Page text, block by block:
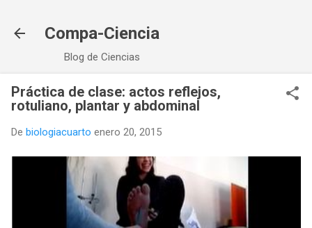
Compa-Ciencia
Blog de Ciencias
Práctica de clase: actos reflejos,
rotuliano, plantar y abdominal
De biologiacuarto enero 20, 2015